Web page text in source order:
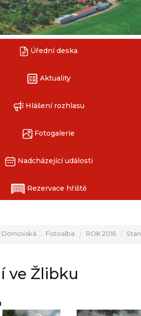
Úřední deska
Aktuality
Hlášení rozhlasu
Fotogalerie
Nadcházející události
Rezervace hřiště
Domovská stránka Fotoalba ROK 2016
ve Žlibku